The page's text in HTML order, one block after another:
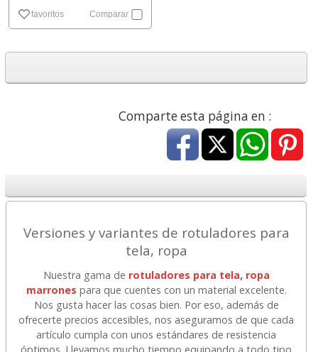
favoritos Comparar
Comparte esta página en :
Versiones y variantes de rotuladores para
tela, ropa
Nuestra gama de rotuladores para tela, ropa
marrones para que cuentes con un material excelente.
Nos gusta hacer las cosas bien. Por eso, además de
ofrecerte precios accesibles, nos aseguramos de que cada
artículo cumpla con unos estándares de resistencia
óptimos. Llevamos mucho tiempo equipando a todo tipo